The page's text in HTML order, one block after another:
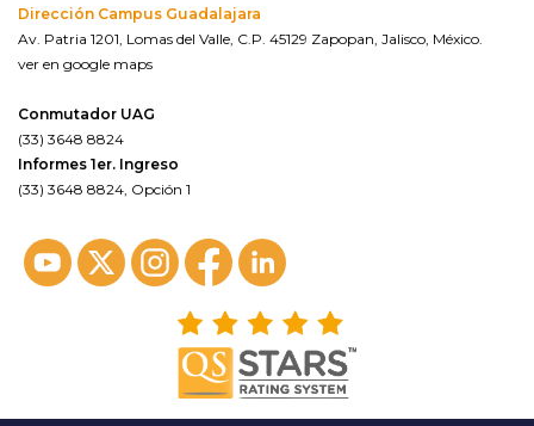
Dirección Campus Guadalajara
Av. Patria 1201, Lomas del Valle, C.P. 45129 Zapopan, Jalisco, México.
ver en google maps
Conmutador UAG
(33) 3648 8824
Informes 1er. Ingreso
(33) 3648 8824, Opción 1